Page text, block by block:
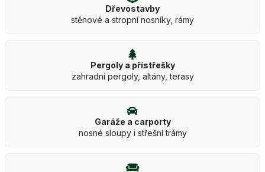
Dřevostavby
stěnové a stropní nosníky, rámy
Pergoly a přístřešky
zahradní pergoly, altány, terasy
Garáže a carporty
nosné sloupy i střešní trámy